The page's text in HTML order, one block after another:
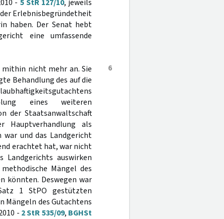
- 5 StR 127/10, jeweils
Erlebnisbegründetheit
haben. Der Senat hebt
eine umfassende
6
mithin nicht mehr an. Sie
Behandlung des auf die
eines weiteren
der Staatsanwaltschaft
Hauptverhandlung als
und das Landgericht
erachtet hat, war nicht
Landgerichts auswirken
Mängel des
könnten. Deswegen war
1 StPO gestützten
Mängeln des Gutachtens
- 2 StR 535/09, BGHSt